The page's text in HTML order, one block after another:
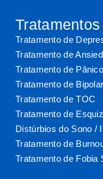
Tratamentos
Tratamento de
Tratamento de
Tratamento de Pânico
Tratamento de
Tratamento de TOC
Tratamento de
Distúrbios do Sono /
Tratamento de
Tratamento de Fobia